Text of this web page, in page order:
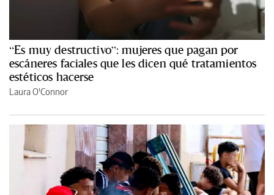
“Es muy destructivo”: mujeres que pagan por
escáneres faciales que les dicen qué tratamientos
estéticos hacerse
Laura O'Connor